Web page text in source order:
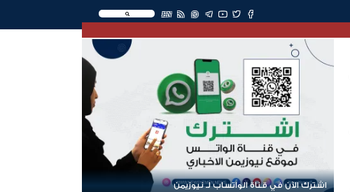
EN
اشترك الآن في قناة الواتساب لـ نيوزيمن